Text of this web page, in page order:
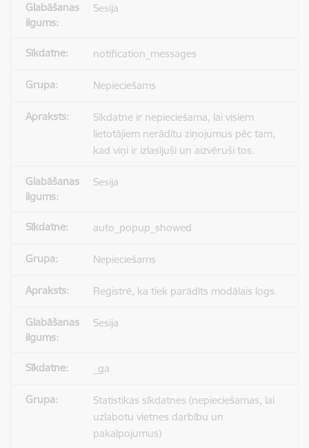
Sesija
notification_messages
Nepieciešams
Sīkdatne ir nepieciešama, lai visiem
lietotājiem nerādītu ziņojumus pēc tam,
kad viņi ir izlasījuši un aizvēruši tos.
Sesija
auto_popup_showed
Nepieciešams
Reģistrē, ka tiek parādīts modālais logs.
Sesija
_ga
Statistikas sīkdatnes (nepieciešamas, lai
uzlabotu vietnes darbību un
pakalpojumus)